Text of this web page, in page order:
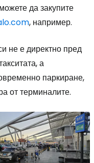
да закупите
, например.
не е директно пред
а
паркиране,
от терминалите.